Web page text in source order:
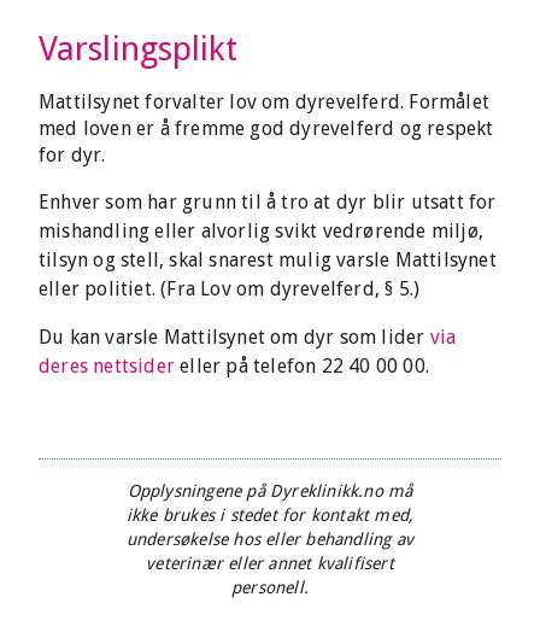
Varslingsplikt
Mattilsynet forvalter lov om dyrevelferd. Formålet
med loven er å fremme god dyrevelferd og respekt
for dyr.
Enhver som har grunn til å tro at dyr blir utsatt for
mishandling eller alvorlig svikt vedrørende miljø,
tilsyn og stell, skal snarest mulig varsle Mattilsynet
eller politiet. (Fra Lov om dyrevelferd, § 5.)
Du kan varsle Mattilsynet om dyr som lider via
deres nettsider eller på telefon 22 40 00 00.
Opplysningene på Dyreklinikk.no må
ikke brukes i stedet for kontakt med,
undersøkelse hos eller behandling av
veterinær eller annet kvalifisert
personell.